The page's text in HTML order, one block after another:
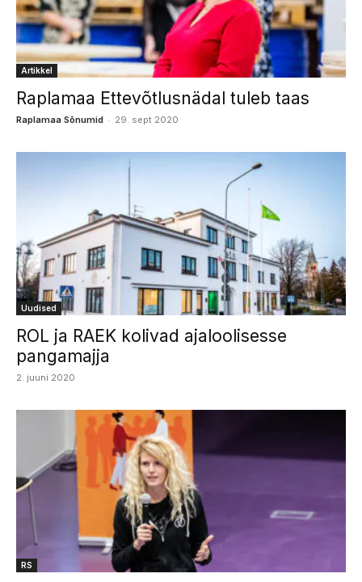
Artikkel
Raplamaa Ettevõtlusnädal tuleb taas
Raplamaa Sõnumid - 29. sept 2020
Uudised
ROL ja RAEK kolivad ajaloolisesse
pangamajja
2. juuni 2020
RS